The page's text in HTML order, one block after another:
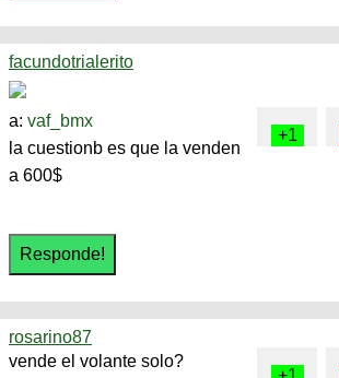
facundotrialerito
a: vaf_bmx
la cuestionb es que la venden
a 600$
rosarino87
vende el volante solo?